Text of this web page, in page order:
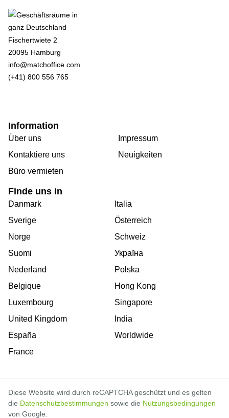
Fischertwiete 2
20095 Hamburg
info@matchoffice.com
(+41) 800 556 765
Information
Über uns
Kontaktiere uns
Büro vermieten
Impressum
Neuigkeiten
Finde uns in
Danmark
Sverige
Norge
Suomi
Nederland
Belgique
Luxembourg
United Kingdom
España
France
Italia
Österreich
Schweiz
Україна
Polska
Hong Kong
Singapore
India
Worldwide
Diese Website wird durch reCAPTCHA geschützt und es gelten
die Datenschutzbestimmungen sowie die Nutzungsbedingungen
von Google.